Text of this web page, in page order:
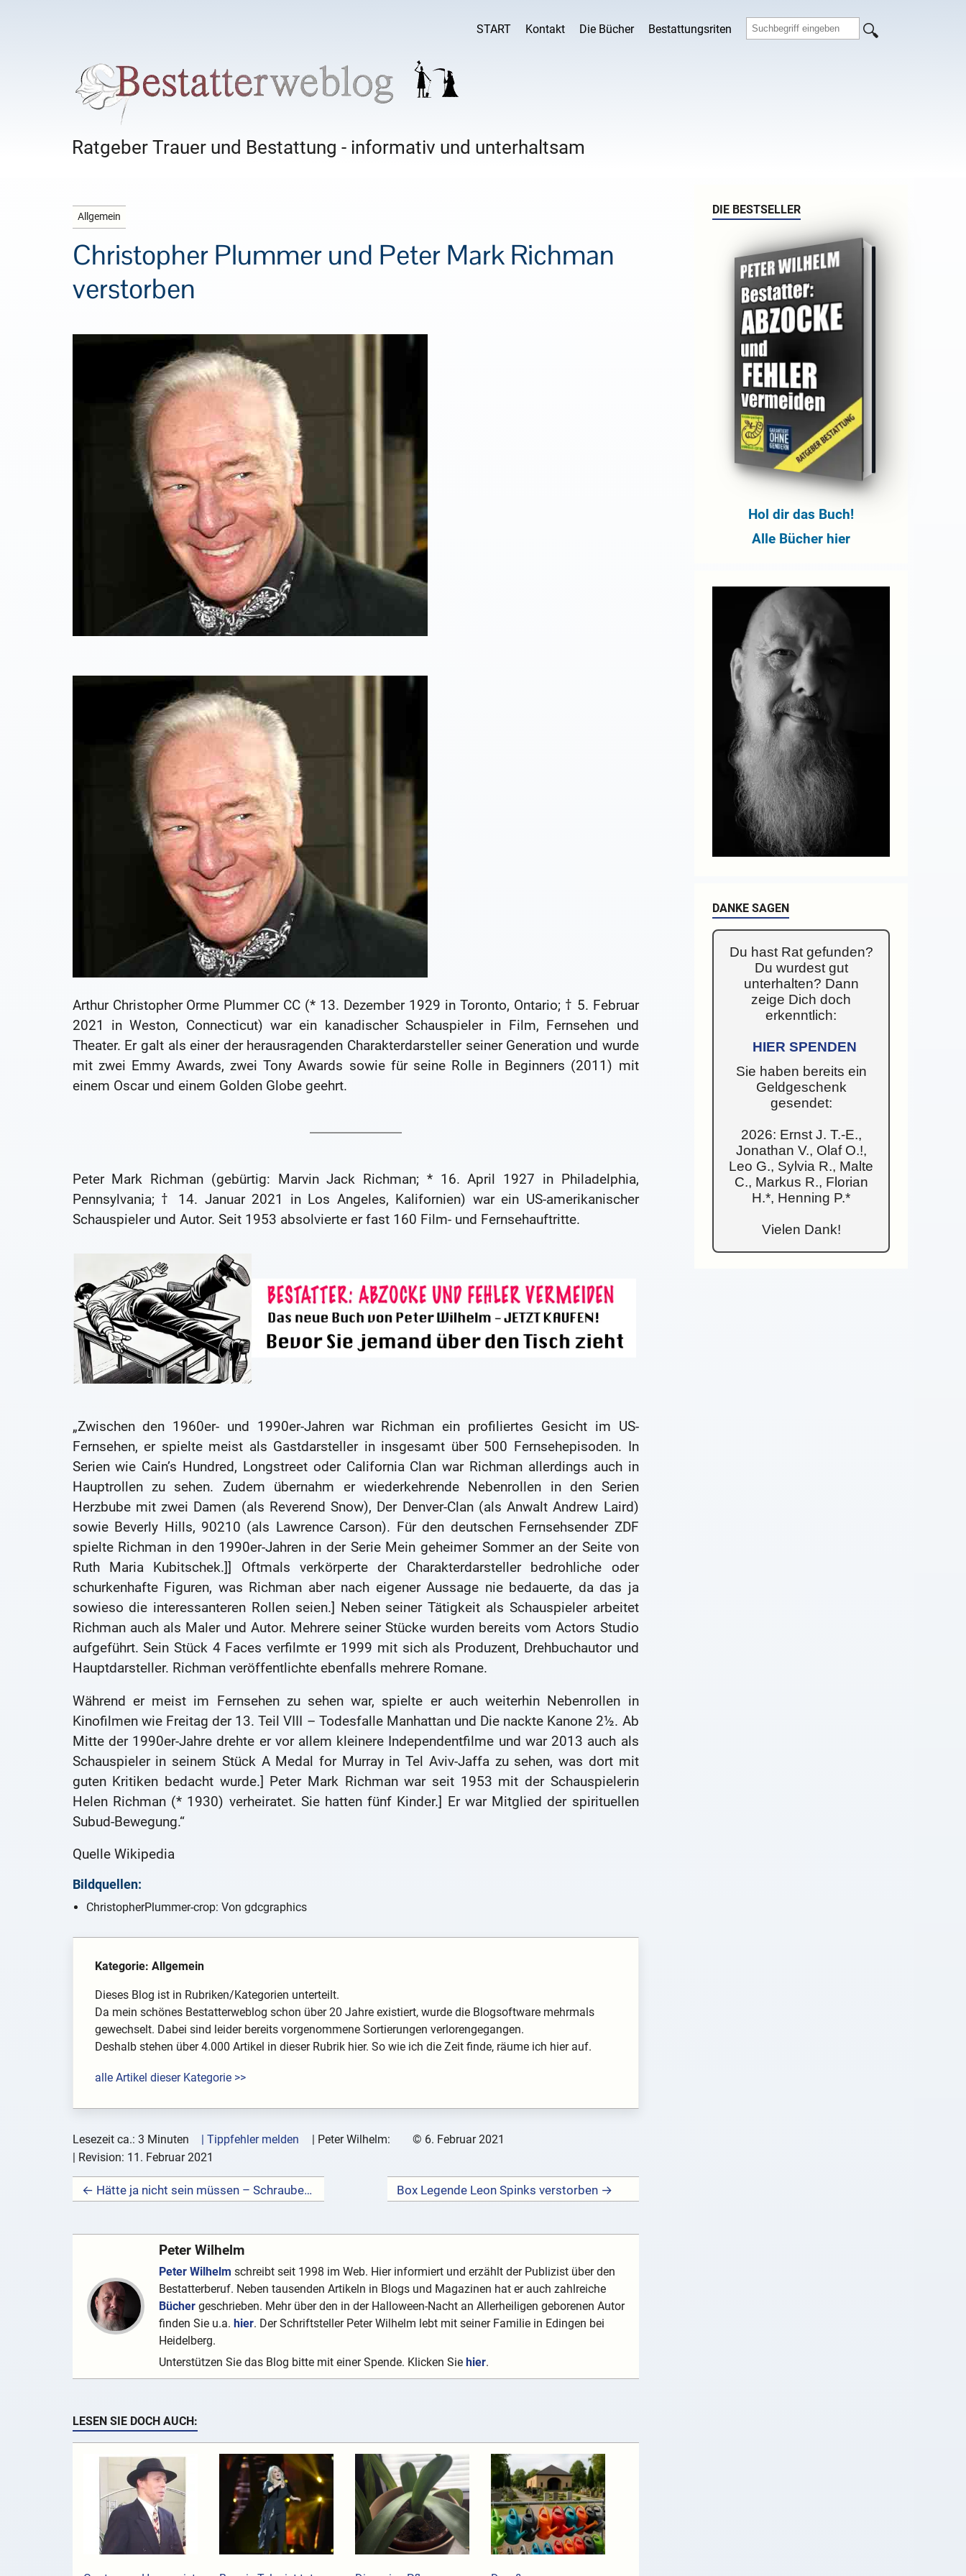
START Kontakt Die Bücher Bestattungsriten
Ratgeber Trauer und Bestattung - informativ und unterhaltsam
Allgemein
Christopher Plummer und Peter Mark Richman
verstorben
Arthur Christopher Orme Plummer CC (* 13. Dezember 1929 in Toronto, Ontario; † 5. Februar
2021 in Weston, Connecticut) war ein kanadischer Schauspieler in Film, Fernsehen und
Theater. Er galt als einer der herausragenden Charakterdarsteller seiner Generation und wurde
mit zwei Emmy Awards, zwei Tony Awards sowie für seine Rolle in Beginners (2011) mit
einem Oscar und einem Golden Globe geehrt.
Peter Mark Richman (gebürtig: Marvin Jack Richman; * 16. April 1927 in Philadelphia,
Pennsylvania; † 14. Januar 2021 in Los Angeles, Kalifornien) war ein US-amerikanischer
Schauspieler und Autor. Seit 1953 absolvierte er fast 160 Film- und Fernsehauftritte.
„Zwischen den 1960er- und 1990er-Jahren war Richman ein profiliertes Gesicht im US-
Fernsehen, er spielte meist als Gastdarsteller in insgesamt über 500 Fernsehepisoden. In
Serien wie Cain’s Hundred, Longstreet oder California Clan war Richman allerdings auch in
Hauptrollen zu sehen. Zudem übernahm er wiederkehrende Nebenrollen in den Serien
Herzbube mit zwei Damen (als Reverend Snow), Der Denver-Clan (als Anwalt Andrew Laird)
sowie Beverly Hills, 90210 (als Lawrence Carson). Für den deutschen Fernsehsender ZDF
spielte Richman in den 1990er-Jahren in der Serie Mein geheimer Sommer an der Seite von
Ruth Maria Kubitschek.]] Oftmals verkörperte der Charakterdarsteller bedrohliche oder
schurkenhafte Figuren, was Richman aber nach eigener Aussage nie bedauerte, da das ja
sowieso die interessanteren Rollen seien.] Neben seiner Tätigkeit als Schauspieler arbeitet
Richman auch als Maler und Autor. Mehrere seiner Stücke wurden bereits vom Actors Studio
aufgeführt. Sein Stück 4 Faces verfilmte er 1999 mit sich als Produzent, Drehbuchautor und
Hauptdarsteller. Richman veröffentlichte ebenfalls mehrere Romane.
Während er meist im Fernsehen zu sehen war, spielte er auch weiterhin Nebenrollen in
Kinofilmen wie Freitag der 13. Teil VIII – Todesfalle Manhattan und Die nackte Kanone 2½. Ab
Mitte der 1990er-Jahre drehte er vor allem kleinere Independentfilme und war 2013 auch als
Schauspieler in seinem Stück A Medal for Murray in Tel Aviv-Jaffa zu sehen, was dort mit
guten Kritiken bedacht wurde.] Peter Mark Richman war seit 1953 mit der Schauspielerin
Helen Richman (* 1930) verheiratet. Sie hatten fünf Kinder.] Er war Mitglied der spirituellen
Subud-Bewegung.“
Quelle Wikipedia
Bildquellen:
ChristopherPlummer-crop: Von gdcgraphics
Kategorie: Allgemein
Dieses Blog ist in Rubriken/Kategorien unterteilt.
Da mein schönes Bestatterweblog schon über 20 Jahre existiert, wurde die Blogsoftware mehrmals
gewechselt. Dabei sind leider bereits vorgenommene Sortierungen verlorengegangen.
Deshalb stehen über 4.000 Artikel in dieser Rubrik hier. So wie ich die Zeit finde, räume ich hier auf.
alle Artikel dieser Kategorie >>
Lesezeit ca.: 3 Minuten | Tippfehler melden Peter Wilhelm: © 6. Februar 2021
| Revision: 11. Februar 2021
← Hätte ja nicht sein müssen – Schraubensammler und Fahrerflucht Box Legende Leon Spinks verstorben →
Peter Wilhelm
Peter Wilhelm schreibt seit 1998 im Web. Hier informiert und erzählt der Publizist über den
Bestatterberuf. Neben tausenden Artikeln in Blogs und Magazinen hat er auch zahlreiche
Büchergeschrieben. Mehr über den in der Halloween-Nacht an Allerheiligen geborenen Autor
finden Sie u.a. hier. Der Schriftsteller Peter Wilhelm lebt mit seiner Familie in Edingen bei
Heidelberg.
Unterstützen Sie das Blog bitte mit einer Spende. Klicken Sie hier.
LESEN SIE DOCH AUCH:
DIE BESTSELLER
Hol dir das Buch!
Alle Bücher hier
DANKE SAGEN
Du hast Rat gefunden?
Du wurdest gut
unterhalten? Dann
zeige Dich doch
erkenntlich:
HIER SPENDEN
Sie haben bereits ein
Geldgeschenk
gesendet:
2026: Ernst J. T.-E.,
Jonathan V., Olaf O.!,
Leo G., Sylvia R., Malte
C., Markus R., Florian
H.*, Henning P.*
Vielen Dank!